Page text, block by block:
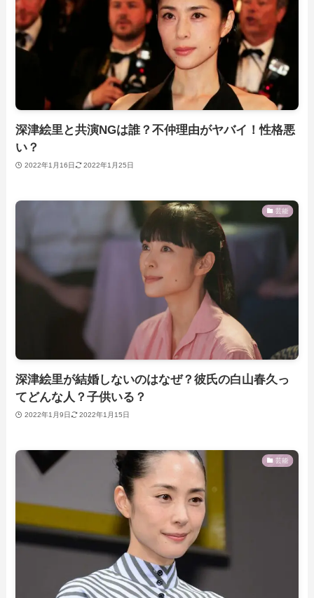
深津絵里と共演NGは誰？不仲理由がヤバイ！性格悪
い？
2022年1月16日 2022年1月25日
芸能
深津絵里が結婚しないのはなぜ？彼氏の白山春久っ
てどんな人？子供いる？
2022年1月9日 2022年1月15日
芸能